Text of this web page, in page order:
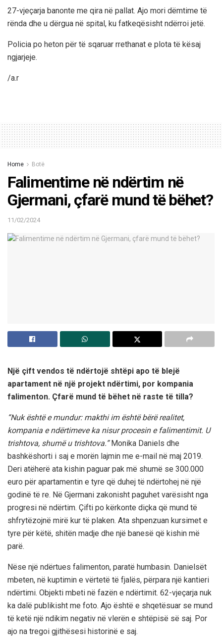
27-vjeçarja banonte me qira në pallat. Ajo mori dëmtime të
rënda dhe u dërgua në spital, ku fatkeqësisht ndërroi jetë.
Policia po heton për të sqaruar rrethanat e plota të kësaj
ngjarjeje.
/a.r
Home Botë
Falimentime në ndërtim në
Gjermani, çfarë mund të bëhet?
11/02/2024
Një çift vendos të ndërtojë shtëpi apo të blejë
apartament në një projekt ndërtimi, por kompania
falimenton. Çfarë mund të bëhet në raste të tilla?
“Nuk është e mundur: makthi im është bërë realitet,
kompania e ndërtimeve ka nisur procesin e falimentimit. U
trishtova, shumë u trishtova.” Monika Daniels dhe
bashkëshorti i saj e morën lajmin me e-mail në maj 2019.
Deri atëherë ata kishin paguar pak më shumë se 300.000
euro për apartamentin e tyre që duhej të ndërtohej në një
godinë të re. Në Gjermani zakonisht paguhet varësisht nga
progresi në ndërtim. Çifti po kërkonte diçka që mund të
shfrytëzojnë mirë kur të plaken. Ata shpenzuan kursimet e
tyre për këtë, shitën madje dhe një banesë që kishin më
parë.
Nëse një ndërtues falimenton, paratë humbasin. Danielsët
mbeten, në kuptimin e vërtetë të fjalës, përpara një kantieri
ndërtimi. Objekti mbeti në fazën e ndërtimit. 62-vjeçarja nuk
ka dalë publikisht me foto. Ajo është e shqetësuar se mund
të ketë një ndikim negativ në vlerën e shtëpisë së saj. Por
ajo na tregoi gjithësesi historinë e saj.